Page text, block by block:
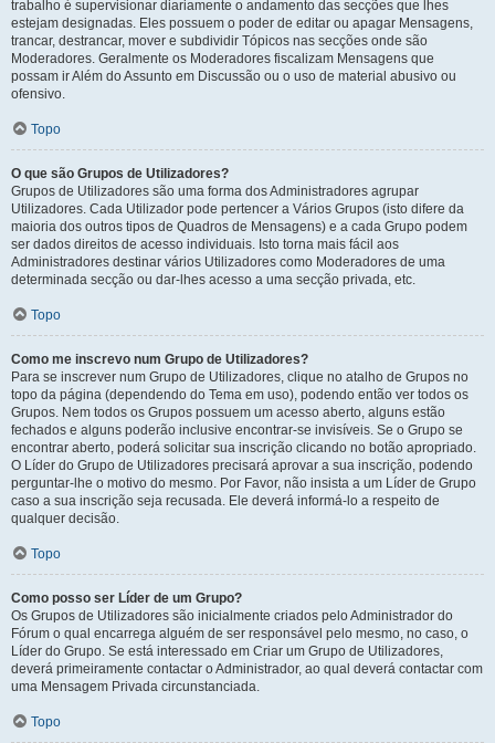
trabalho é supervisionar diariamente o andamento das secções que lhes
estejam designadas. Eles possuem o poder de editar ou apagar Mensagens,
trancar, destrancar, mover e subdividir Tópicos nas secções onde são
Moderadores. Geralmente os Moderadores fiscalizam Mensagens que
possam ir Além do Assunto em Discussão ou o uso de material abusivo ou
ofensivo.
Topo
O que são Grupos de Utilizadores?
Grupos de Utilizadores são uma forma dos Administradores agrupar
Utilizadores. Cada Utilizador pode pertencer a Vários Grupos (isto difere da
maioria dos outros tipos de Quadros de Mensagens) e a cada Grupo podem
ser dados direitos de acesso individuais. Isto torna mais fácil aos
Administradores destinar vários Utilizadores como Moderadores de uma
determinada secção ou dar-lhes acesso a uma secção privada, etc.
Topo
Como me inscrevo num Grupo de Utilizadores?
Para se inscrever num Grupo de Utilizadores, clique no atalho de Grupos no
topo da página (dependendo do Tema em uso), podendo então ver todos os
Grupos. Nem todos os Grupos possuem um acesso aberto, alguns estão
fechados e alguns poderão inclusive encontrar-se invisíveis. Se o Grupo se
encontrar aberto, poderá solicitar sua inscrição clicando no botão apropriado.
O Líder do Grupo de Utilizadores precisará aprovar a sua inscrição, podendo
perguntar-lhe o motivo do mesmo. Por Favor, não insista a um Líder de Grupo
caso a sua inscrição seja recusada. Ele deverá informá-lo a respeito de
qualquer decisão.
Topo
Como posso ser Líder de um Grupo?
Os Grupos de Utilizadores são inicialmente criados pelo Administrador do
Fórum o qual encarrega alguém de ser responsável pelo mesmo, no caso, o
Líder do Grupo. Se está interessado em Criar um Grupo de Utilizadores,
deverá primeiramente contactar o Administrador, ao qual deverá contactar com
uma Mensagem Privada circunstanciada.
Topo